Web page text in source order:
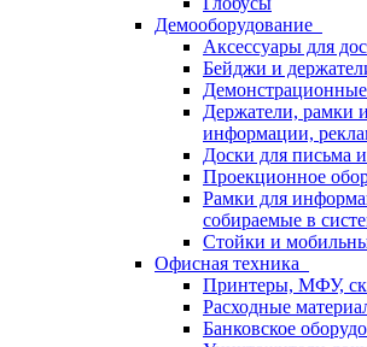
Демооборудование
Аксессуары для
Бейджи и
Держатели, рамки
информации,
Доски для письма
Проекционное
Рамки для
собираемые в
Стойки и
Офисная техника
Принтеры, МФУ,
Расходные
Банковское